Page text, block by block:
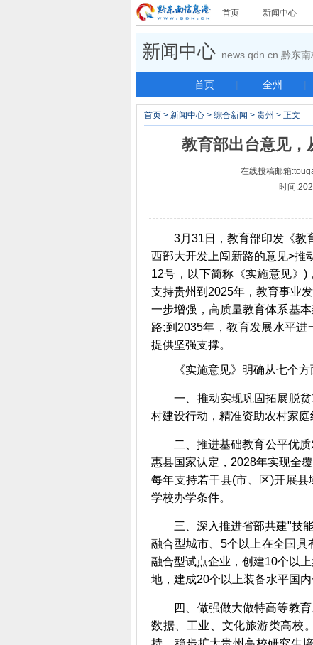
首页 - 新闻中心
新闻中心 news.qdn.cn 黔东
首页 | 全州 |
首页 > 新闻中心 > 综合新闻 > 贵州 > 正文
教育部出台意见，
在线投稿邮箱
时间
3月31日，教育部印发《教育
西部大开发上闯新路的意见>推
12号，以下简称《实施意见》)
支持贵州到2025年，教育事业
一步增强，高质量教育体系基
路;到2035年，教育发展水平
提供坚强支撑。
《实施意见》明确从七个方
一、推动实现巩固拓展脱贫
村建设行动，精准资助农村家
二、推进基础教育公平优质
惠县国家认定，2028年实现全
每年支持若干县(市、区)开展
学校办学条件。
三、深入推进省部共建"技能
融合型城市、5个以上在全国
融合型试点企业，创建10个以
地，建成20个以上装备水平国
四、做强做大做特高等教育
数据、工业、文化旅游类高校